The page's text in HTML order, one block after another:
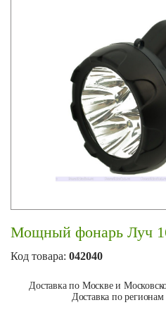
Мощный фонарь Луч
Код товара: 042040
Доставка по Москве и
Доставка по